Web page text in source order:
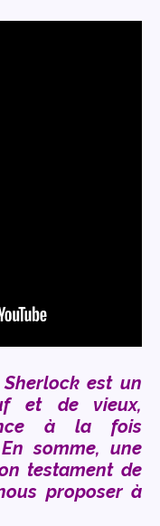
Sherlockest un
et de vieux,
à la fois
somme, une
testament de
proposer à